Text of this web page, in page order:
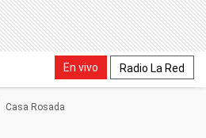
En vivo Radio La Red
Casa Rosada